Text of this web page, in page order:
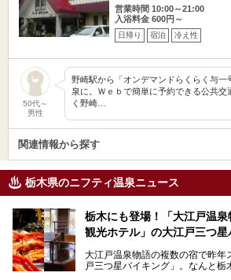
営業時間 10:00～21:00
入浴料金 600円～
日帰り 宿泊 冷え性
50代～
男性
野崎駅から「オンデマンドらくらく与一
泉に。Ｗｅｂで簡単に予約できる公共交
く野崎…
関連情報から探す
栃木県のニフティ温泉ニュース
栃木にも登場！「大江戸温泉
観光ホテル」の大江戸三つ星
大江戸温泉物語の複数の宿で昨年
戸三つ星バイキング」。なんと栃